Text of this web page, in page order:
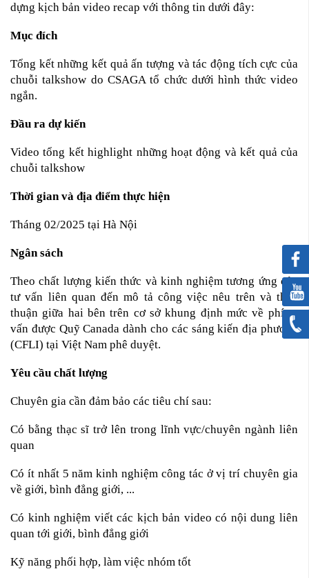
dựng kịch bản video recap với thông tin dưới đây:
Mục đích
Tổng kết những kết quả ấn tượng và tác động tích cực của
chuỗi talkshow do CSAGA tổ chức dưới hình thức video
ngắn.
Đầu ra dự kiến
Video tổng kết highlight những hoạt động và kết quả của
chuỗi talkshow
Thời gian và địa điểm thực hiện
Tháng 02/2025 tại Hà Nội
Ngân sách
Theo chất lượng kiến thức và kinh nghiệm tương ứng của
tư vấn liên quan đến mô tả công việc nêu trên và thỏa
thuận giữa hai bên trên cơ sở khung định mức về phí tư
vấn được Quỹ Canada dành cho các sáng kiến địa phương
(CFLI) tại Việt Nam phê duyệt.
Yêu cầu chất lượng
Chuyên gia cần đảm bảo các tiêu chí sau:
Có bằng thạc sĩ trở lên trong lĩnh vực/chuyên ngành liên
quan
Có ít nhất 5 năm kinh nghiệm công tác ở vị trí chuyên gia
về giới, bình đẳng giới, ...
Có kinh nghiệm viết các kịch bản video có nội dung liên
quan tới giới, bình đẳng giới
Kỹ năng phối hợp, làm việc nhóm tốt